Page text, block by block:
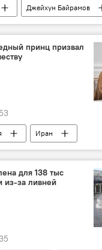
Джейхун Байрамов
принц призвал
Иран
для 138 тыс
из-за ливней